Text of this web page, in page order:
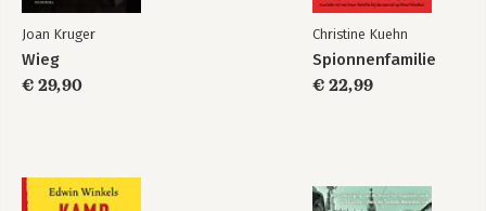
Joan Kruger
Wieg
€ 29,90
Christine Kuehn
Spionnenfamilie
€ 22,99